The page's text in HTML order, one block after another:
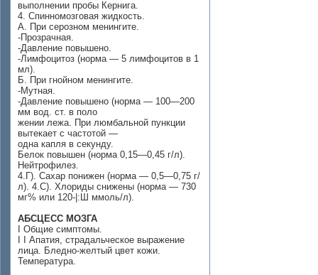
выполнении пробы Кернига.
4. Спинномозговая жидкость.
А. При серозном менингите.
-Прозрачная.
-Давление повышено.
-Лимфоцитоз (норма — 5 лимфоцитов в 1
мл).
Б. При гнойном менингите.
-Мутная.
-Давление повышено (норма — 100—200
мм вод. ст. в поло­
жении лежа. При люмбальной пункции
вытекает с частотой —
одна капля в секунду.
Белок повышен (норма 0,15—0,45 г/л).
Нейтрофилез.
4.Г). Сахар понижен (норма — 0,5—0,75 г/
л). 4.С). Хлориды снижены (норма — 730
мг% или 120-|:Ш ммоль/л).
АБСЦЕСС МОЗГА
I Общие симптомы.
I I Апатия, страдальческое выражение
лица. Бледно-желтый цвет кожи.
Температура.